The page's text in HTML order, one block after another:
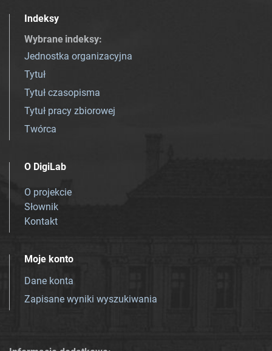
Indeksy
Wybrane indeksy:
Jednostka organizacyjna
Tytuł
Tytuł czasopisma
Tytuł pracy zbiorowej
Twórca
O DigiLab
O projekcie
Słownik
Kontakt
Moje konto
Dane konta
Zapisane wyniki wyszukiwania